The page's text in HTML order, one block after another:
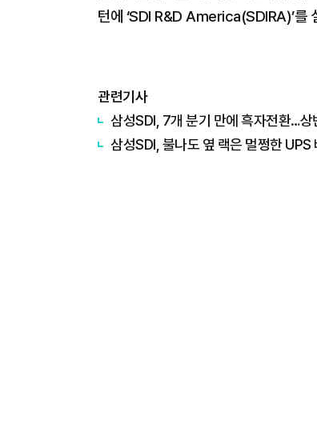
턴에 ‘SDI R&D America(SDIRA)’를
관련기사
삼성SDI, 7개 분기 만에 흑자전환…상
삼성SDI, 불나도 옆 랙은 멀쩡한